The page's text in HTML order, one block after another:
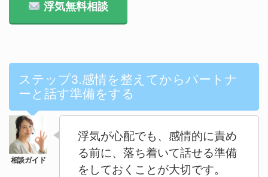
浮気無料相談
ステップ3.感情を整えてからパートナ
ーと話す準備をする
浮気が心配でも、感情的に責め
る前に、落ち着いて話せる準備
をしておくことが大切です。